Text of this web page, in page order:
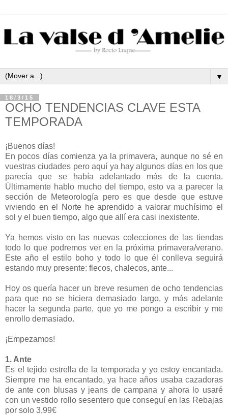
▼
18/3/15
OCHO TENDENCIAS CLAVE ESTA
TEMPORADA
¡Buenos días!
En pocos días comienza ya la primavera, aunque no sé en
vuestras ciudades pero aquí ya hay algunos días en los que
parecía que se había adelantado más de la cuenta.
Últimamente hablo mucho del tiempo, esto va a parecer la
sección de Meteorología pero es que desde que estuve
viviendo en el Norte he aprendido a valorar muchísimo el
sol y el buen tiempo, algo que allí era casi inexistente.
Ya hemos visto en las nuevas colecciones de las tiendas
todo lo que podremos ver en la próxima primavera/verano.
Este año el estilo boho y todo lo que él conlleva seguirá
estando muy presente: flecos, chalecos, ante...
Hoy os quería hacer un breve resumen de ocho tendencias
para que no se hiciera demasiado largo, y más adelante
hacer la segunda parte, que yo me pongo a escribir y me
enrollo demasiado.
¡Empezamos!
1. Ante
Es el tejido estrella de la temporada y yo estoy encantada.
Siempre me ha encantado, ya hace años usaba cazadoras
de ante con blusas y jeans de campana y ahora lo usaré
con un vestido rollo sesentero que conseguí en las Rebajas
por solo 3,99€